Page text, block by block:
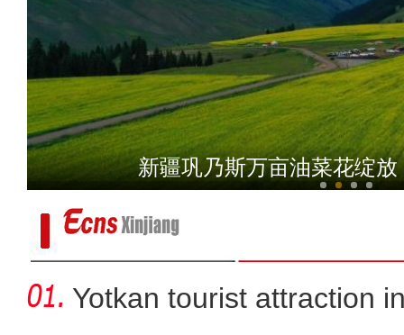
新疆和田约特干故城
新疆巩乃斯万亩油菜花绽
Yotkan tourist attraction